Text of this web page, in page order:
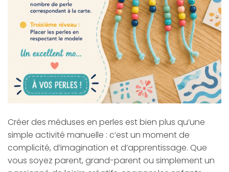
Créer des méduses en perles est bien plus qu’une
simple activité manuelle : c’est un moment de
complicité, d’imagination et d’apprentissage. Que
vous soyez parent, grand-parent ou simplement un